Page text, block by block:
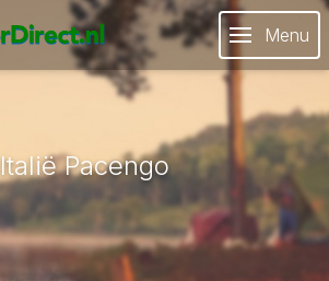
Menu
Italië Pacengo